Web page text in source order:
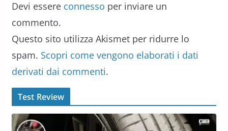
Devi essere connesso per inviare un
commento.
Questo sito utilizza Akismet per ridurre lo
spam. Scopri come vengono elaborati i dati
derivati dai commenti.
Test Review